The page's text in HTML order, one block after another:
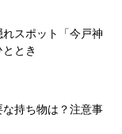
スポット「今戸神
とき
な持ち物は？注意事